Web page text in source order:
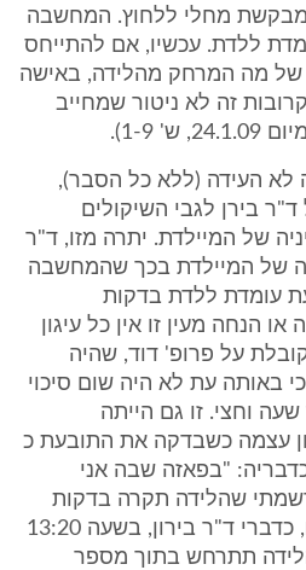
מבקשת מחלי ללחוץ. המחשבה
ללדת. עכשיו, אם להתייחס
של מה המרחק מהלידה, באישה
זה לא ניטור שמחייב
1-9).
לא העידה (ללא כל הסבר),
בירן לגבי השיקולים
של המיילדת. יתרה מזו, ד"ר
של המיילדת בכך שהמחשבה
עומדת ללדת בדקות
הנחה מעין זו אין כל עיגון
על פרופ' דוד, שהיה
באותה עת לא היה שום סיכוי
וחצי. זו גם הייתה
עצמה כשבדקה את התובעת כ
כדבריה: "בפאזה שבה אני
שהלידה תקרה בדקות
הקרובות" (עמ' 159). אם, כדברי ד"ר בירון, בשעה 13:20
תתרחש בתוך מספר